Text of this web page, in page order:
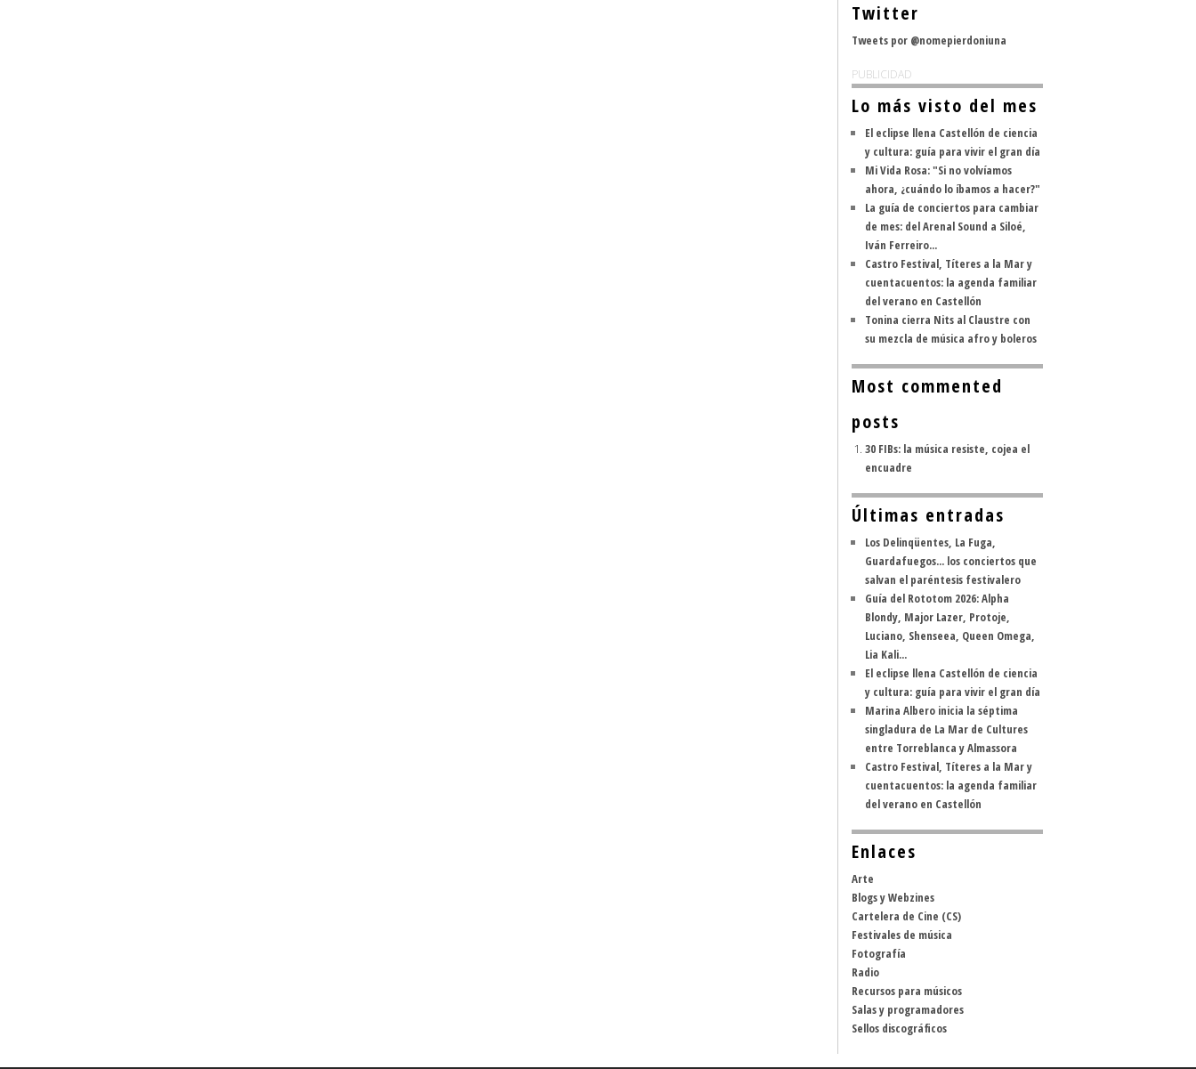
Twitter
Tweets por @nomepierdoniuna
PUBLICIDAD
Lo más visto del mes
El eclipse llena Castellón de ciencia
y cultura: guía para vivir el gran día
Mi Vida Rosa: "Si no volvíamos
ahora, ¿cuándo lo íbamos a hacer?"
La guía de conciertos para cambiar
de mes: del Arenal Sound a Siloé,
Iván Ferreiro...
Castro Festival, Títeres a la Mar y
cuentacuentos: la agenda familiar
del verano en Castellón
Tonina cierra Nits al Claustre con
su mezcla de música afro y boleros
Most commented
posts
30 FIBs: la música resiste, cojea el
encuadre
Últimas entradas
Los Delinqüentes, La Fuga,
Guardafuegos... los conciertos que
salvan el paréntesis festivalero
Guía del Rototom 2026: Alpha
Blondy, Major Lazer, Protoje,
Luciano, Shenseea, Queen Omega,
Lia Kali...
El eclipse llena Castellón de ciencia
y cultura: guía para vivir el gran día
Marina Albero inicia la séptima
singladura de La Mar de Cultures
entre Torreblanca y Almassora
Castro Festival, Títeres a la Mar y
cuentacuentos: la agenda familiar
del verano en Castellón
Enlaces
Arte
Blogs y Webzines
Cartelera de Cine (CS)
Festivales de música
Fotografía
Radio
Recursos para músicos
Salas y programadores
Sellos discográficos